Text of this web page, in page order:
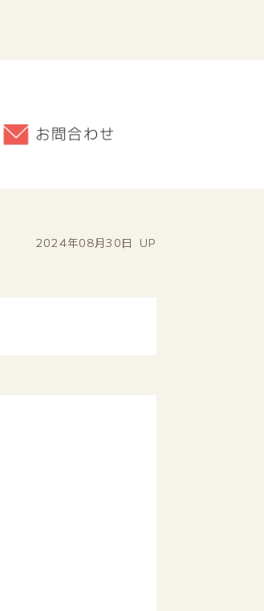
2024年08月30日 UP